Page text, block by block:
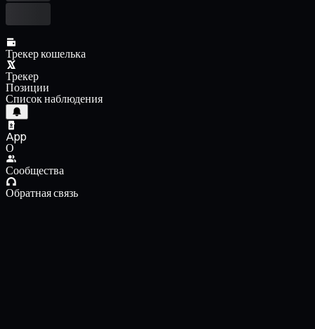
Трекер кошелька
Трекер
Позиции
Список наблюдения
App
О
Сообщества
Обратная связь